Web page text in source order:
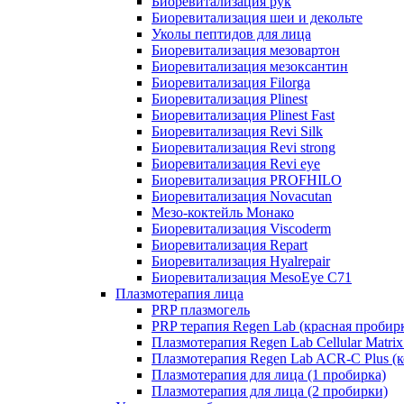
Биоревитализация шеи и декольте
Уколы пептидов для лица
Биоревитализация мезовартон
Биоревитализация мезоксантин
Биоревитализация Filorga
Биоревитализация Plinest
Биоревитализация Plinest Fast
Биоревитализация Revi Silk
Биоревитализация Revi strong
Биоревитализация Revi eye
Биоревитализация PROFHILO
Биоревитализация Novacutan
Мезо-коктейль Монако
Биоревитализация Viscoderm
Биоревитализация Repart
Биоревитализация Hyalrepair
Биоревитализация MesoEye C71
Плазмотерапия лица
PRP плазмогель
PRP терапия Regen Lab (красная
Плазмотерапия Regen Lab Cellular
Плазмотерапия Regen Lab ACR-C Plus
Плазмотерапия для лица (1 пробирка)
Плазмотерапия для лица (2 пробирки)